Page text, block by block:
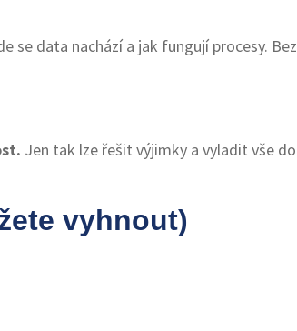
se data nachází a jak fungují procesy. Bez
Jen tak lze řešit výjimky a vyladit vše do
vyhnout)